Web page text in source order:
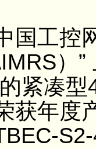
工控网
）
紧凑
获年度
S2-